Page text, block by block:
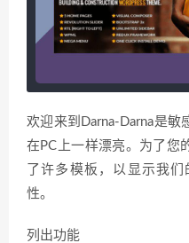
欢迎来到Darna-Darna是
在PC上一样漂亮。为了您
了许多模板，以显示我
性。
列出功能